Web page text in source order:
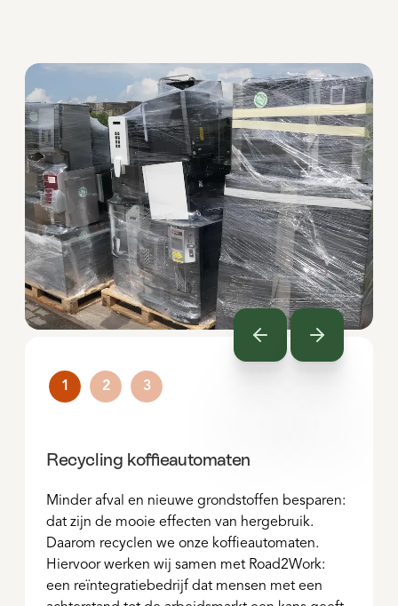
1 2 3
Recycling koffieautomaten
Minder afval en nieuwe grondstoffen besparen:
dat zijn de mooie effecten van hergebruik.
Daarom recyclen we onze koffieautomaten.
Hiervoor werken wij samen met Road2Work:
een reïntegratiebedrijf dat mensen met een
Previous Next